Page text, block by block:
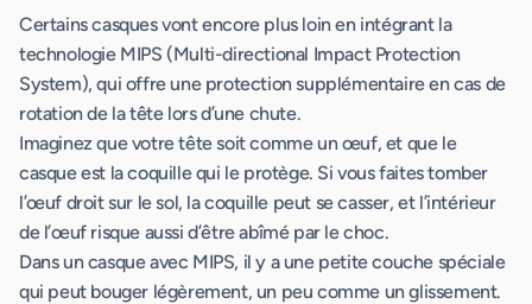
Certains casques vont encore plus loin en intégrant la
technologie MIPS (Multi-directional Impact Protection
System), qui offre une protection supplémentaire en cas de
rotation de la tête lors d’une chute.
Imaginez que votre tête soit comme un œuf, et que le
casque est la coquille qui le protège. Si vous faites tomber
l’œuf droit sur le sol, la coquille peut se casser, et l’intérieur
de l’œuf risque aussi d’être abîmé par le choc.
Dans un casque avec MIPS, il y a une petite couche spéciale
qui peut bouger légèrement, un peu comme un glissement.